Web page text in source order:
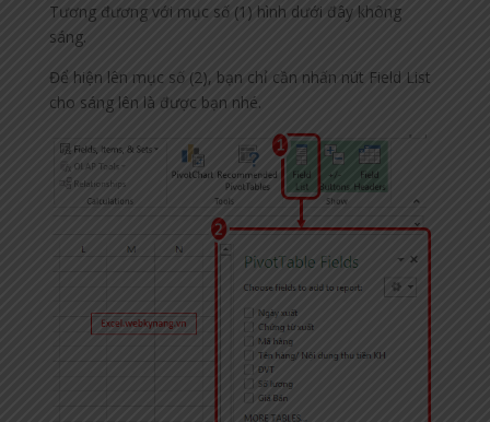
Tương đương với mục số (1) hình dưới đây không
sáng.
Để hiện lên mục số (2), bạn chỉ cần nhấn nút Field List
cho sáng lên là được bạn nhé.